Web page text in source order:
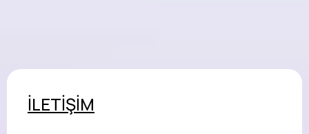
İLETİŞİM